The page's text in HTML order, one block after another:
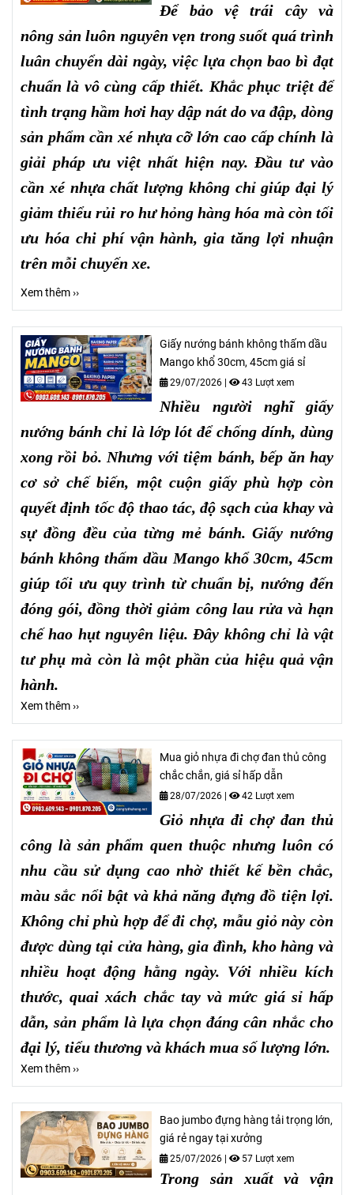
Để bảo vệ trái cây và
nông sản luôn nguyên vẹn trong suốt quá trình
luân chuyển dài ngày, việc lựa chọn bao bì đạt
chuẩn là vô cùng cấp thiết. Khắc phục triệt để
tình trạng hầm hơi hay dập nát do va đập, dòng
sản phẩm cần xé nhựa cỡ lớn cao cấp chính là
giải pháp ưu việt nhất hiện nay. Đầu tư vào
cần xé nhựa chất lượng không chỉ giúp đại lý
giảm thiểu rủi ro hư hỏng hàng hóa mà còn tối
ưu hóa chi phí vận hành, gia tăng lợi nhuận
trên mỗi chuyến xe.
Xem thêm ››
Giấy nướng bánh không thấm dầu
Mango khổ 30cm, 45cm giá sỉ
29/07/2026 | 43 Lượt xem
Nhiều người nghĩ giấy
nướng bánh chỉ là lớp lót để chống dính, dùng
xong rồi bỏ. Nhưng với tiệm bánh, bếp ăn hay
cơ sở chế biến, một cuộn giấy phù hợp còn
quyết định tốc độ thao tác, độ sạch của khay và
sự đồng đều của từng mẻ bánh. Giấy nướng
bánh không thấm dầu Mango khổ 30cm, 45cm
giúp tối ưu quy trình từ chuẩn bị, nướng đến
đóng gói, đồng thời giảm công lau rửa và hạn
chế hao hụt nguyên liệu. Đây không chỉ là vật
tư phụ mà còn là một phần của hiệu quả vận
hành.
Xem thêm ››
Mua giỏ nhựa đi chợ đan thủ công
chắc chắn, giá sỉ hấp dẫn
28/07/2026 | 42 Lượt xem
Giỏ nhựa đi chợ đan thủ
công là sản phẩm quen thuộc nhưng luôn có
nhu cầu sử dụng cao nhờ thiết kế bền chắc,
màu sắc nổi bật và khả năng đựng đồ tiện lợi.
Không chỉ phù hợp để đi chợ, mẫu giỏ này còn
được dùng tại cửa hàng, gia đình, kho hàng và
nhiều hoạt động hằng ngày. Với nhiều kích
thước, quai xách chắc tay và mức giá sỉ hấp
dẫn, sản phẩm là lựa chọn đáng cân nhắc cho
đại lý, tiểu thương và khách mua số lượng lớn.
Xem thêm ››
Bao jumbo đựng hàng tải trọng lớn,
giá rẻ ngay tại xưởng
25/07/2026 | 57 Lượt xem
Trong sản xuất và vận